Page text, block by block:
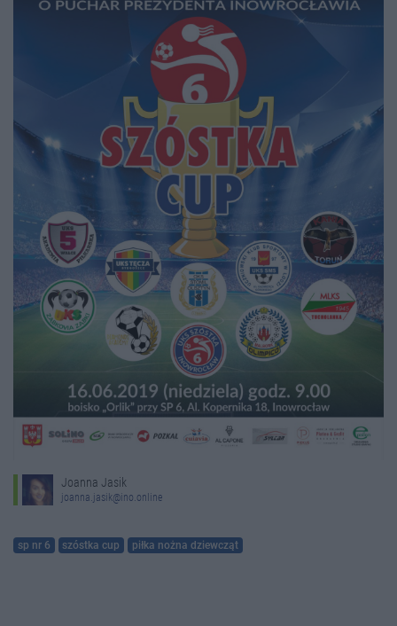
Joanna Jasik
joanna.jasik@ino.online
sp nr 6 szóstka cup piłka nożna dziewcząt